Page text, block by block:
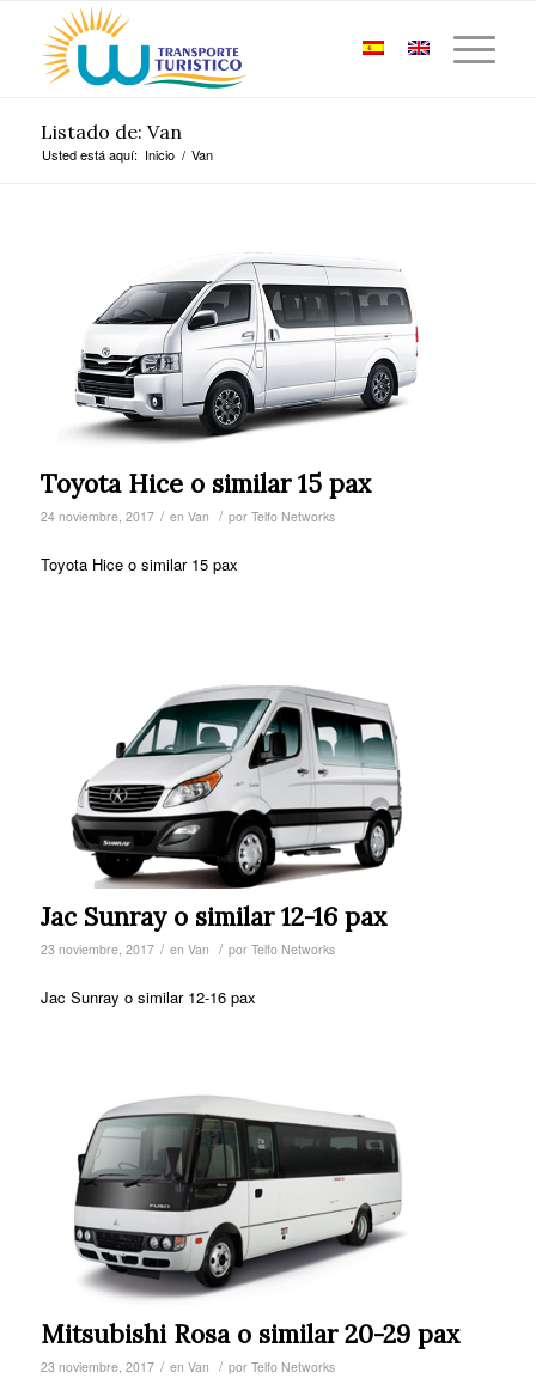
Listado de: Van
Usted está aquí: Inicio / Van
Toyota Hice o similar 15 pax
24 noviembre, 2017 / en Van / por Telfo Networks
Toyota Hice o similar 15 pax
Jac Sunray o similar 12-16 pax
23 noviembre, 2017 / en Van / por Telfo Networks
Jac Sunray o similar 12-16 pax
Mitsubishi Rosa o similar 20-29 pax
23 noviembre, 2017 / en Van / por Telfo Networks